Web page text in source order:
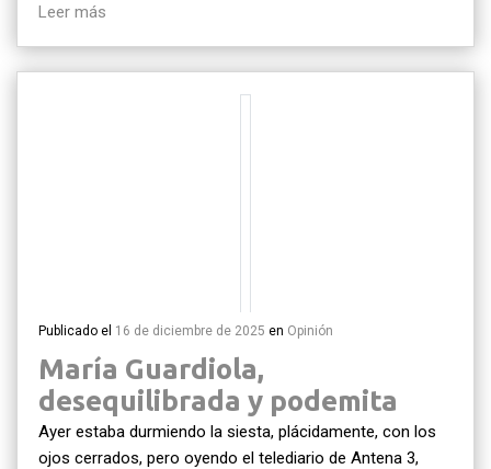
Leer más
Publicado el 16 de diciembre de 2025 en Opinión
María Guardiola,
desequilibrada y podemita
Ayer estaba durmiendo la siesta, plácidamente, con los
ojos cerrados, pero oyendo el telediario de Antena 3,